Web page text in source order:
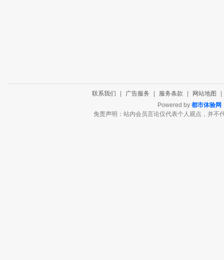
联系我们 广告服务 服务条款 网站地图
Powered by 都市体验网
免责声明：站内会员言论仅代表个人观点，并不